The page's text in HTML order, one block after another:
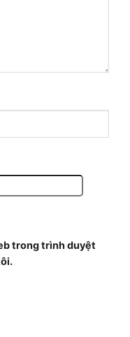
trong trình duyệt